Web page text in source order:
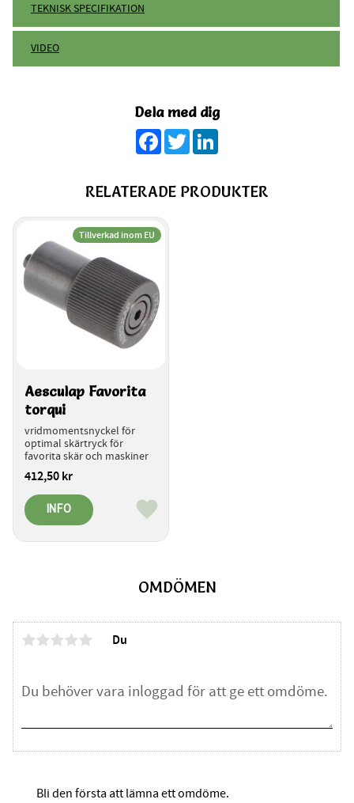
TEKNISK SPECIFIKATION
VIDEO
Dela med dig
Facebook
Twitter
OMDÖMEN
Du
Bli den första att lämna ett omdöme.
RELATERADE PRODUKTER
Aesculap Favorita
torqui
vridmomentsnyckel för
optimal skärtryck för
favorita skär och maskiner
412,50kr
Tillverkad inom EU
Lägg till i favoriter
INFO